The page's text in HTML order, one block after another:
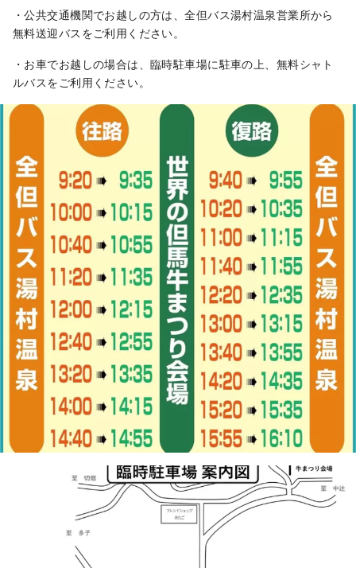
・公共交通機関でお越しの方は、全但バス湯村温泉営業所から
無料送迎バスをご利用ください。
・お車でお越しの場合は、臨時駐車場に駐車の上、無料シャト
ルバスをご利用ください。